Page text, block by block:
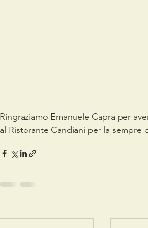
Ringraziamo Emanuele Capra per
al Ristorante Candiani per la sempre